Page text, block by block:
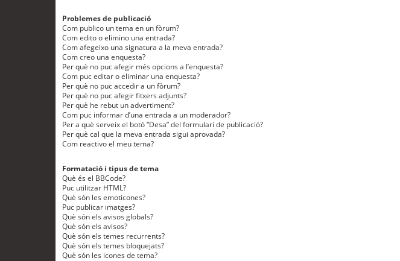
Problemes de publicació
Com publico un tema en un fòrum?
Com edito o elimino una entrada?
Com afegeixo una signatura a la meva entrada?
Com creo una enquesta?
Per què no puc afegir més opcions a l’enquesta?
Com puc editar o eliminar una enquesta?
Per què no puc accedir a un fòrum?
Per què no puc afegir fitxers adjunts?
Per què he rebut un advertiment?
Com puc informar d’una entrada a un moderador?
Per a què serveix el botó “Desa” del formulari de publicació?
Per què cal que la meva entrada sigui aprovada?
Com reactivo el meu tema?
Formatació i tipus de tema
Què és el BBCode?
Puc utilitzar HTML?
Què són les emoticones?
Puc publicar imatges?
Què són els avisos globals?
Què són els avisos?
Què són els temes recurrents?
Què són els temes bloquejats?
Què són les icones de tema?